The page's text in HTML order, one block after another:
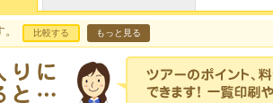
。 比較する もっと見る